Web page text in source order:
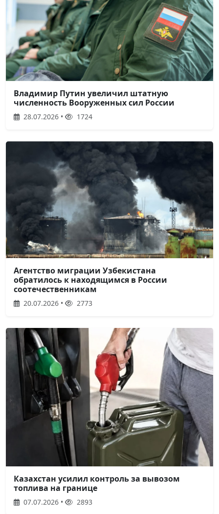
Владимир Путин увеличил штатную
численность Вооруженных сил России
28.07.2026 • 1724
Агентство миграции Узбекистана
обратилось к находящимся в России
соотечественникам
20.07.2026 • 2773
Казахстан усилил контроль за вывозом
топлива на границе
07.07.2026 • 2893